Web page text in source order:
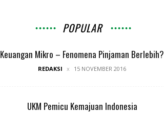
POPULAR
Keuangan Mikro – Fenomena Pinjaman Berlebih?
REDAKSI 15 NOVEMBER 2016
UKM Pemicu Kemajuan Indonesia